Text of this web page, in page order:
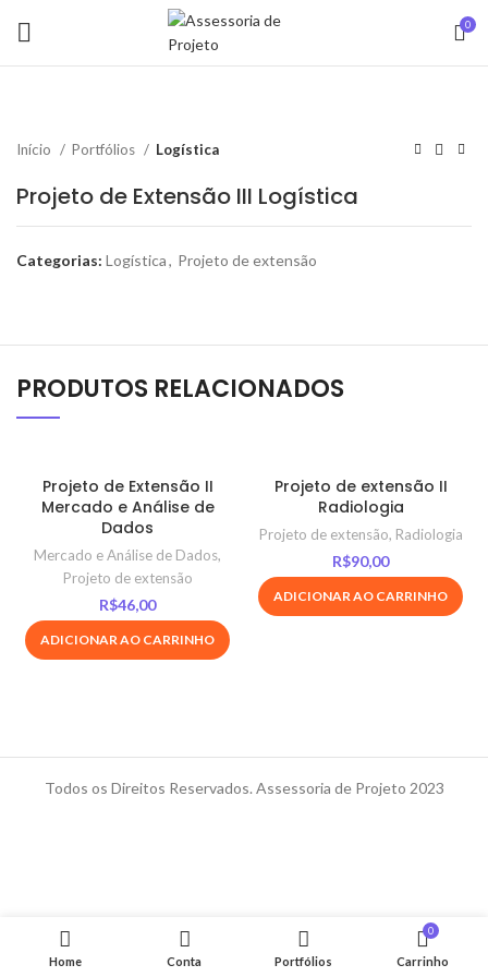
0
Início Portfólios Logística
Projeto de Extensão III Logística
Categorias: Logística, Projeto de extensão
PRODUTOS RELACIONADOS
Projeto de Extensão II
Mercado e Análise de
Dados
Mercado e Análise de Dados,
Projeto de extensão
R$46,00
ADICIONAR AO CARRINHO
Projeto de extensão II
Radiologia
Projeto de extensão, Radiologia
R$90,00
ADICIONAR AO CARRINHO
Todos os Direitos Reservados. Assessoria de Projeto 2023
Home Conta Portfólios
0
Carrinho